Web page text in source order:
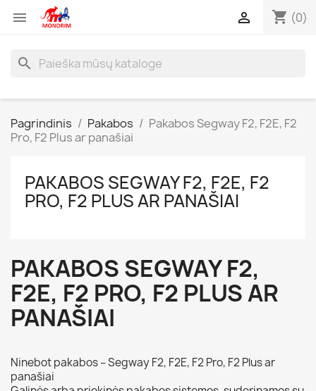
 shopping_cart (0)

search
Pagrindinis Pakabos
Pakabos Segway F2, F2E, F2
Pro, F2 Plus ar panašiai
PAKABOS SEGWAY F2, F2E, F2
PRO, F2 PLUS AR PANAŠIAI
PAKABOS SEGWAY F2,
F2E, F2 PRO, F2 PLUS AR
PANAŠIAI
Ninebot pakabos – Segway F2, F2E, F2 Pro, F2 Plus ar
panašiai